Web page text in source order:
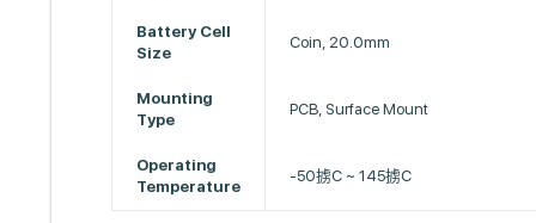
Battery Cell
Size
Coin, 20.0mm
Mounting
Type
PCB, Surface Mount
Operating
Temperature
-50掳C ~ 145掳C